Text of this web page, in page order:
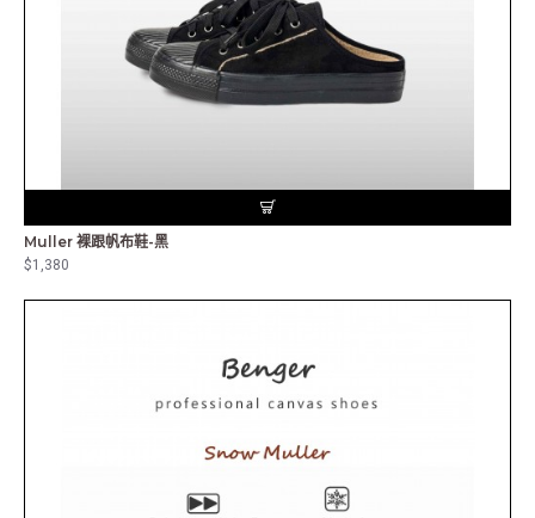
Muller 裸跟帆布鞋-黑
$1,380